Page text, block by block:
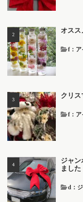
オスス
f：ア
クリス
f：ア
ジャン
ました
d：